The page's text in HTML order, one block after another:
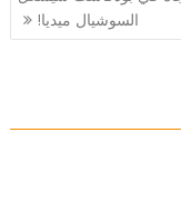
السوشيال ميديا!